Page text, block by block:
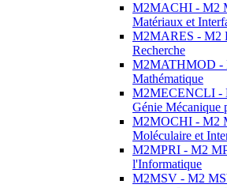
M2MACHI - M2
Matériaux et
M2MARES - M2
Recherche
M2MATHMOD -
Mathématique
M2MECENCLI -
Génie Mécanique
M2MOCHI - M2
Moléculaire et
M2MPRI - M2
l'Informatique
M2MSV - M2